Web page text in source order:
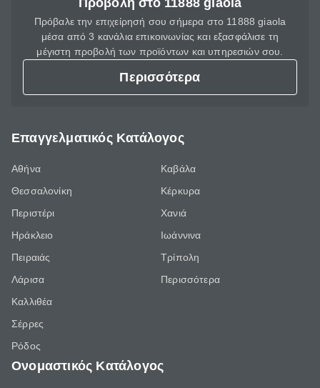
Προβολή στο 11888 giaola
Πρόβαλε την επιχείρησή σου σήμερα στο 11888 giaola
μέσα από 3 κανάλια επικοινωνίας και εξασφάλισε τη
μέγιστη προβολή των προϊόντων και υπηρεσιών σου.
Περισσότερα
Επαγγελματικός Κατάλογος
Αθήνα
Θεσσαλονίκη
Περιστέρι
Ηράκλειο
Πειραιάς
Λάρισα
Καλλιθέα
Σέρρες
Ρόδος
Καβάλα
Κέρκυρα
Χανιά
Ιωάννινα
Τρίπολη
Περισσότερα
Ονομαστικός Κατάλογος